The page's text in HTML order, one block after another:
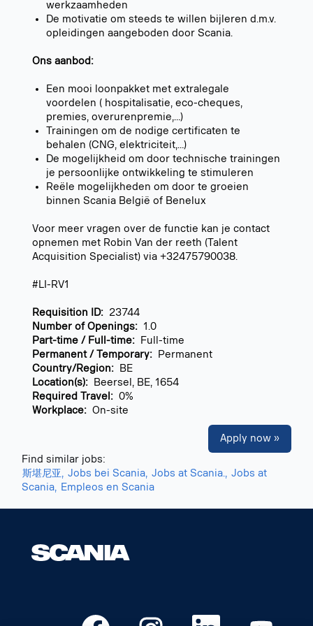
werkzaamheden
De motivatie om steeds te willen bijleren d.m.v.
opleidingen aangeboden door Scania.
Ons aanbod:
Een mooi loonpakket met extralegale
voordelen ( hospitalisatie, eco-cheques,
premies, overurenpremie,…)
Trainingen om de nodige certificaten te
behalen (CNG, elektriciteit,…)
De mogelijkheid om door technische trainingen
je persoonlijke ontwikkeling te stimuleren
Reële mogelijkheden om door te groeien
binnen Scania België of Benelux
Voor meer vragen over de functie kan je contact
opnemen met Robin Van der reeth (Talent
Acquisition Specialist) via +32475790038.
#LI-RV1
Requisition ID: 23744
Number of Openings: 1.0
Part-time / Full-time: Full-time
Permanent / Temporary: Permanent
Country/Region: BE
Location(s): Beersel, BE, 1654
Required Travel: 0%
Workplace: On-site
Apply now »
Find similar jobs:
斯堪尼亚, Jobs bei Scania, Jobs at Scania., Jobs at
Scania, Empleos en Scania
O